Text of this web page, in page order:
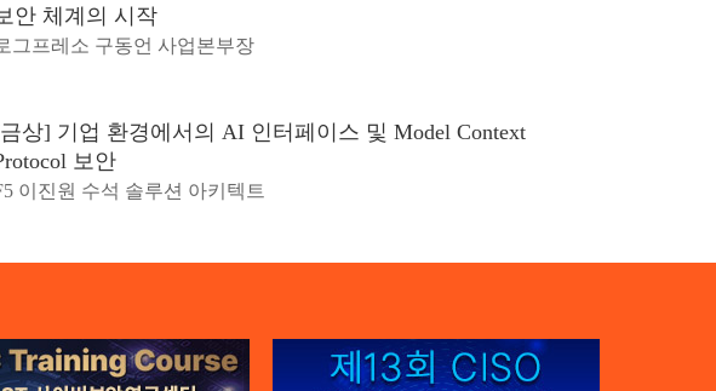
안 체계의 시작
그프레소 구동언 사업본부장
상] 기업 환경에서의 AI 인터페이스 및 Model Context
보안
이진원 수석 솔루션 아키텍트